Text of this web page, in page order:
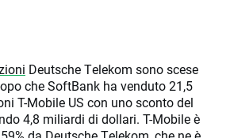
Deutsche Telekom sono scese
che SoftBank ha venduto 21,5
T-Mobile US con uno sconto del
4,8 miliardi di dollari. T-Mobile è